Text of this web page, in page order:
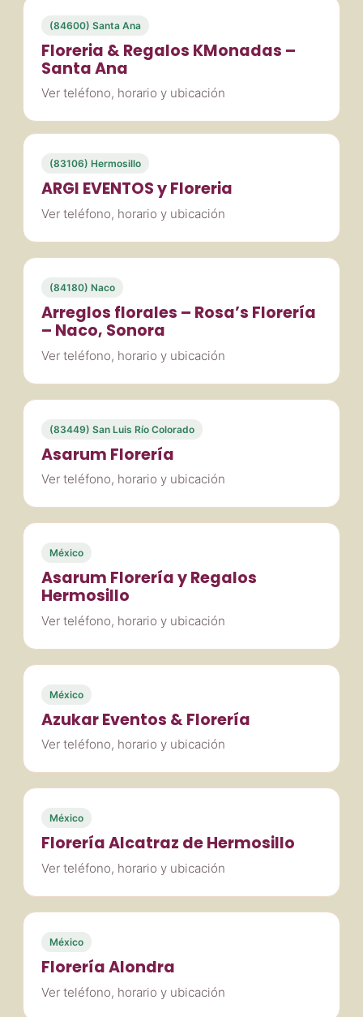
(84600) Santa Ana
Floreria & Regalos KMonadas –
Santa Ana
Ver teléfono, horario y ubicación
(83106) Hermosillo
ARGI EVENTOS y Floreria
Ver teléfono, horario y ubicación
(84180) Naco
Arreglos florales – Rosa’s Florería
– Naco, Sonora
Ver teléfono, horario y ubicación
(83449) San Luis Río Colorado
Asarum Florería
Ver teléfono, horario y ubicación
México
Asarum Florería y Regalos
Hermosillo
Ver teléfono, horario y ubicación
México
Azukar Eventos & Florería
Ver teléfono, horario y ubicación
México
Florería Alcatraz de Hermosillo
Ver teléfono, horario y ubicación
México
Florería Alondra
Ver teléfono, horario y ubicación